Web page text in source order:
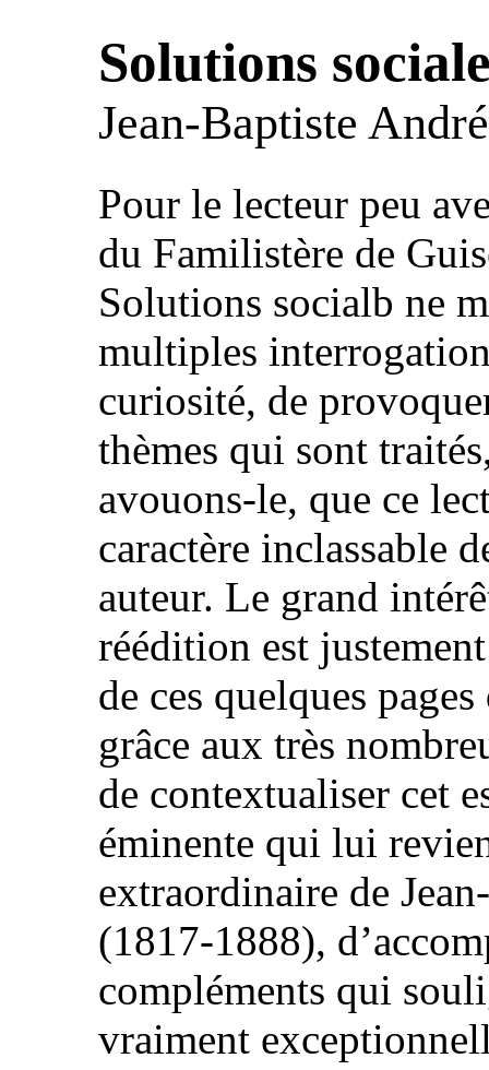
Solutions
Jean-Baptiste
Pour le lecteur peu
du Familistère de
Solutions socialb ne
multiples
curiosité, de
thèmes qui sont
avouons-le, que ce
caractère inclassable
auteur. Le grand
réédition est
de ces quelques
grâce aux très
de contextualiser cet
éminente qui lui
extraordinaire de
(1817-1888),
compléments qui
vraiment